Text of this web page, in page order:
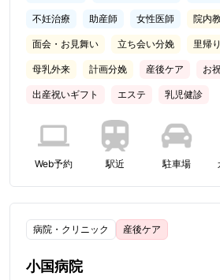
不妊治療 助産師 女性医師 院内
面会・お見舞い 立ち会い分娩 里帰
母乳外来 計画分娩 産後ケア お
出産祝いギフト エステ 乳児健診
Web予約 駅近 駐車場
病院・クリニック 産後ケア
小国病院